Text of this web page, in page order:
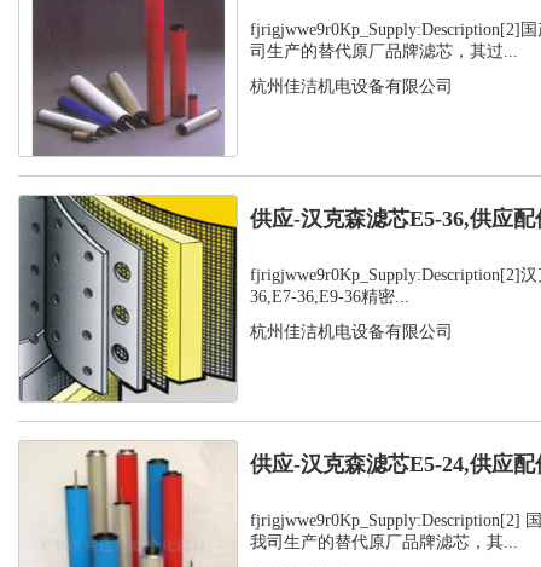
fjrigjwwe9r0Kp_Supply:Description[2]
司生产的替代原厂品牌滤芯，其过...
杭州佳洁机电设备有限公司
供应-汉克森滤芯E5-36,供应配
fjrigjwwe9r0Kp_Supply:Description[2]
36,E7-36,E9-36精密...
杭州佳洁机电设备有限公司
供应-汉克森滤芯E5-24,供应配
fjrigjwwe9r0Kp_Supply:Description[2]
我司生产的替代原厂品牌滤芯，其...